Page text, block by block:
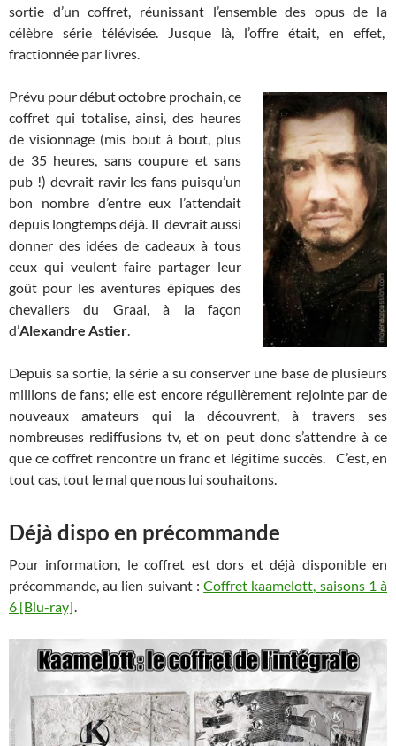
sortie d’un coffret, réunissant l’ensemble des opus de la
célèbre série télévisée. Jusque là, l’offre était, en effet,
fractionnée par livres.
Prévu pour début octobre prochain, ce
coffret qui totalise, ainsi, des heures
de visionnage (mis bout à bout, plus
de 35 heures, sans coupure et sans
pub !) devrait ravir les fans puisqu’un
bon nombre d’entre eux l’attendait
depuis longtemps déjà. Il devrait aussi
donner des idées de cadeaux à tous
ceux qui veulent faire partager leur
goût pour les aventures épiques des
chevaliers du Graal, à la façon
d’Alexandre Astier.
Depuis sa sortie, la série a su conserver une base de plusieurs
millions de fans; elle est encore régulièrement rejointe par de
nouveaux amateurs qui la découvrent, à travers ses
nombreuses rediffusions tv, et on peut donc s’attendre à ce
que ce coffret rencontre un franc et légitime succès. C’est, en
tout cas, tout le mal que nous lui souhaitons.
Déjà dispo en précommande
Pour information, le coffret est dors et déjà disponible en
précommande, au lien suivant :Coffret kaamelott, saisons 1 à
6 [Blu-ray].